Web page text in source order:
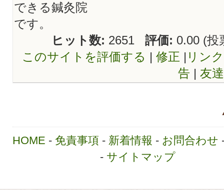
できる鍼灸院
です。
ヒット数: 2651 評価: 0.00 (投
このサイトを評価する | 修正 | リン
告 | 友
HOME - 免責事項 - 新着情報 - お問合わせ
- サイトマップ